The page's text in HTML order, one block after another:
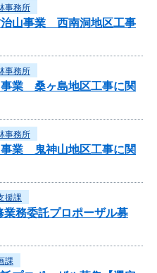
事務所
治山事業 西南洞地区工事
事務所
事業 桑ヶ島地区工事に関
事務所
事業 鬼神山地区工事に関
援課
務委託プロポーザル募
課